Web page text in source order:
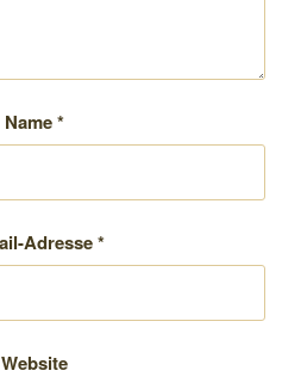
Name*
Adresse*
Website